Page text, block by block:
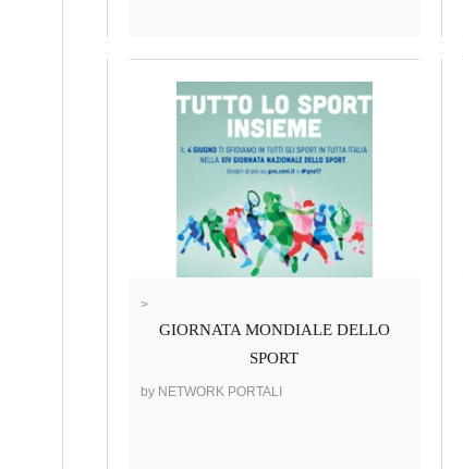
>
GIORNATA MONDIALE DELLO
SPORT
by NETWORK PORTALI